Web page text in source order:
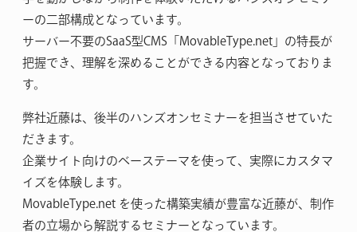
ーの二部構成となっています。
サーバー不要のSaaS型CMS「MovableType.net」の特長が
把握でき、理解を深めることができる内容となっておりま
す。
弊社近藤は、後半のハンズオンセミナーを担当させていた
だきます。
企業サイト向けのベーステーマを使って、実際にカスタマ
イズを体験します。
MovableType.net を使った構築実績が豊富な近藤が、制作
者の立場から解説するセミナーとなっています。